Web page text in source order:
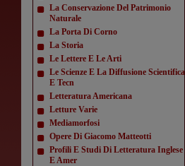
La Conservazione Del Patrimonio
Naturale
La Porta Di Corno
La Storia
Le Lettere E Le Arti
Le Scienze E La Diffusione Scientifica
E Tecn
Letteratura Americana
Letture Varie
Mediamorfosi
Opere Di Giacomo Matteotti
Profili E Studi Di Letteratura Inglese
E Amer